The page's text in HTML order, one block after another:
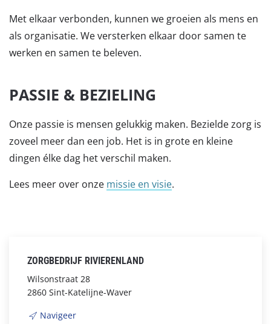
Met elkaar verbonden, kunnen we groeien als mens en
als organisatie. We versterken elkaar door samen te
werken en samen te beleven.
PASSIE & BEZIELING
Onze passie is mensen gelukkig maken. Bezielde zorg is
zoveel meer dan een job. Het is in grote en kleine
dingen élke dag het verschil maken.
Lees meer over onze missie en visie.
ZORGBEDRIJF RIVIERENLAND
Wilsonstraat 28
2860 Sint-Katelijne-Waver
Navigeer